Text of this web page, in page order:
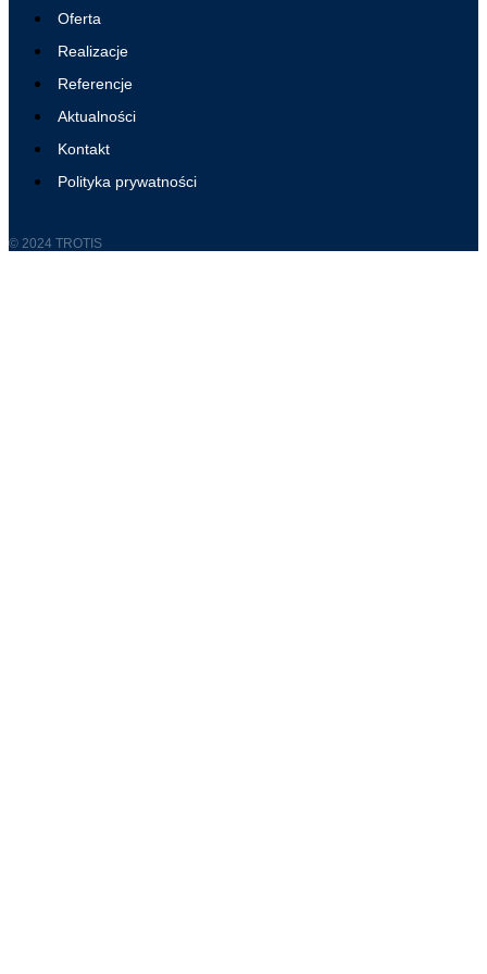
Oferta
Realizacje
Referencje
Aktualności
Kontakt
Polityka prywatności
© 2024 TROTIS